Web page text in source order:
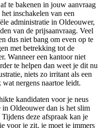
te bakenen in jouw aanvraag
inschakelen van een
administratie in Oldeouwer,
van de prijsaanvraag. Veel
dus niet bang om even op te
met betrekking tot de
Wanneer een kantoor niet
te helpen dan weet je dit nu
niets zo irritant als een
nergens naartoe leidt.
kandidaten voor je neus
Oldeouwer dan is het slim
deze afspraak kan je
voor je zit, je moet je immers